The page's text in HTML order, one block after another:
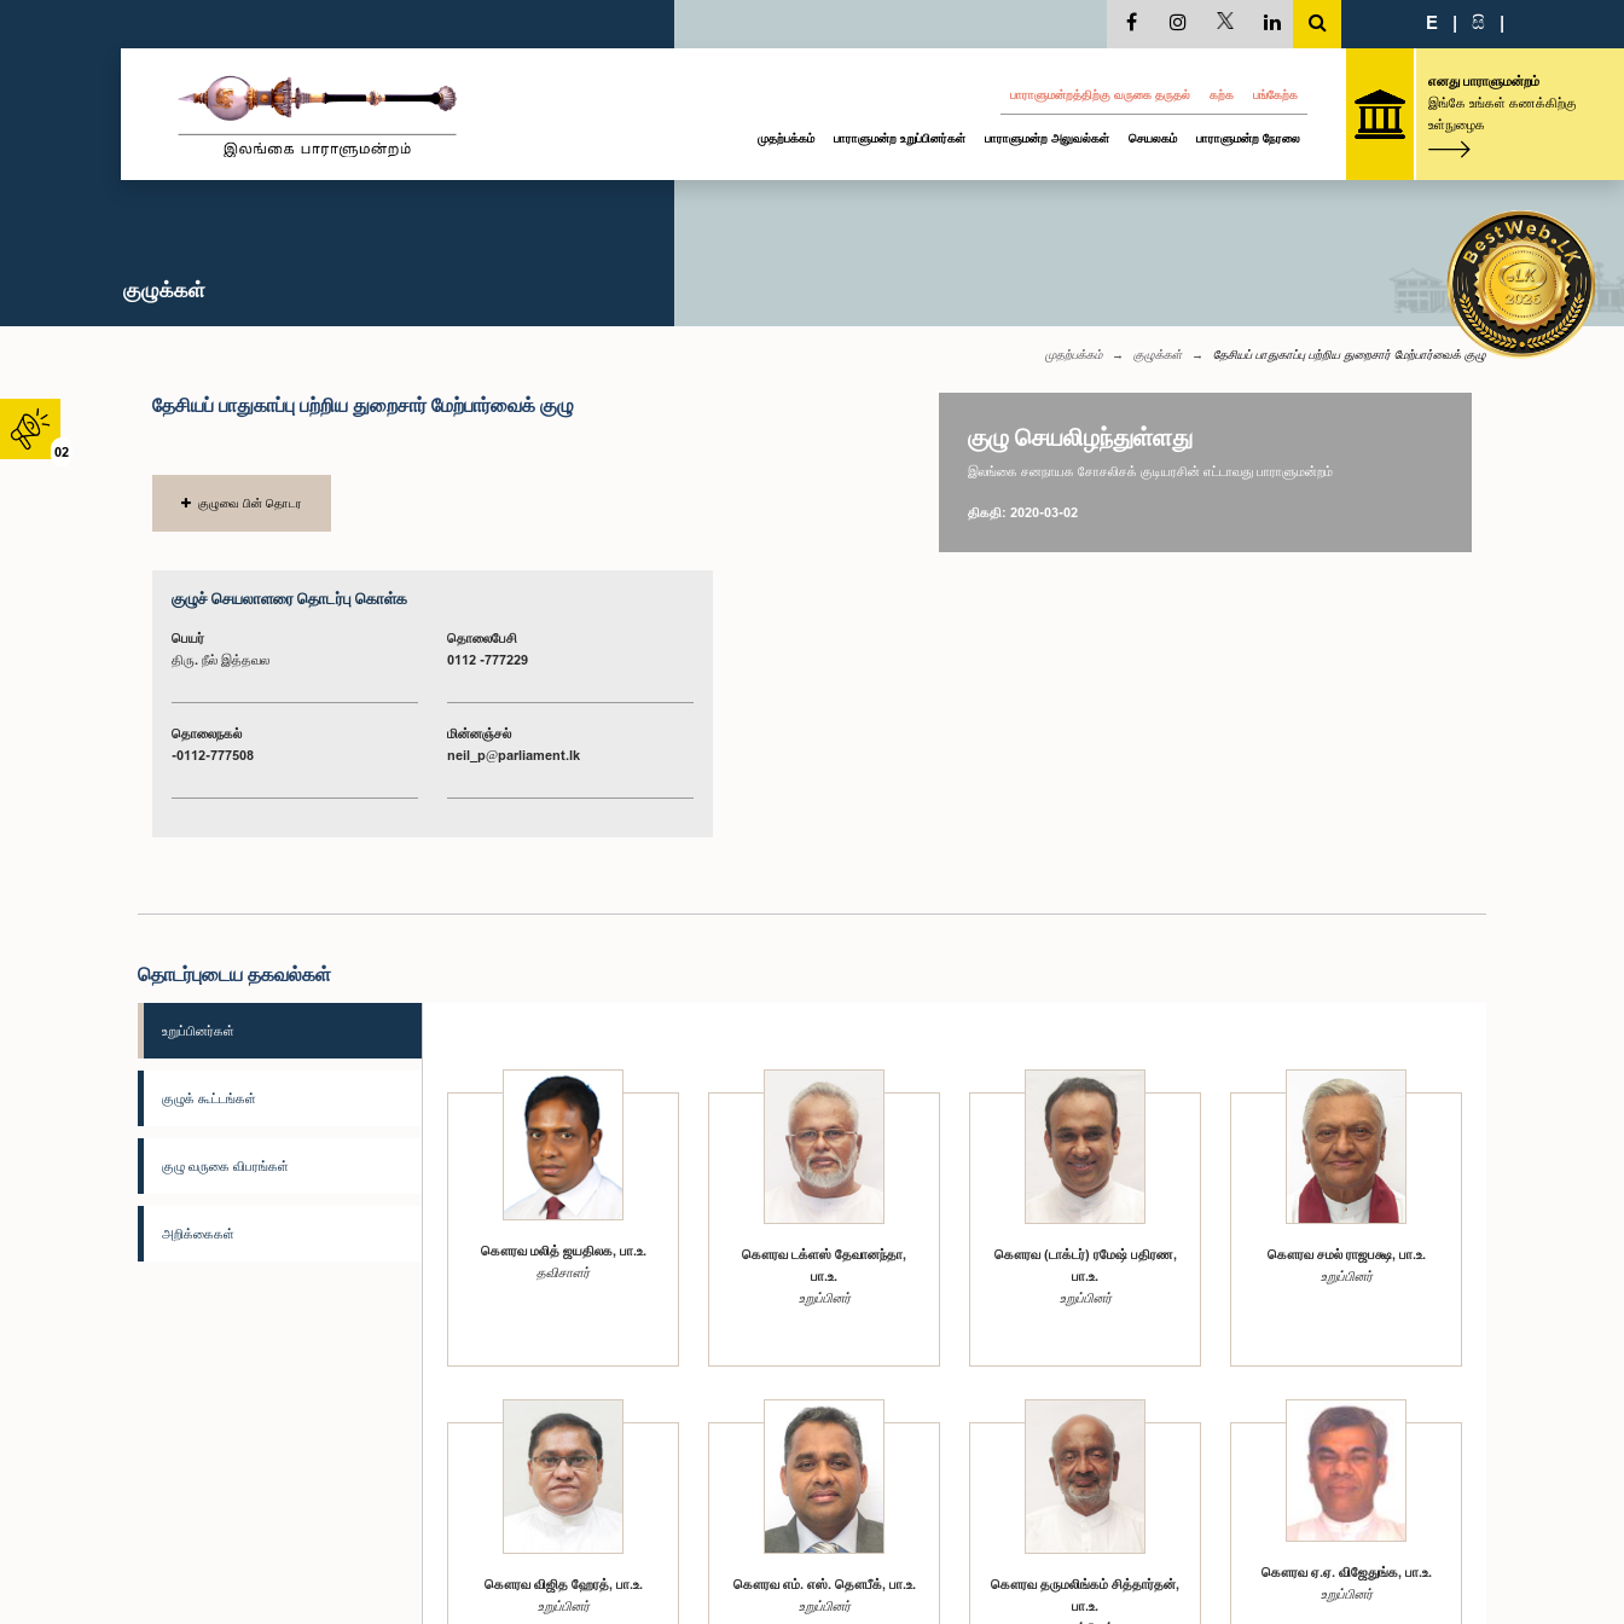
02
E | සි |
பாராளுமன்றத்திற்கு வருகை தருதல் கற்க பங்கேற்க
முதற்பக்கம் பாராளுமன்ற உறுப்பினர்கள் பாராளுமன்ற அலுவல்கள் செயலகம் பாராளுமன்ற நேரலை
எனது பாராளுமன்றம்
இங்கே உங்கள் கணக்கிற்கு
உள்நுழைக
குழுக்கள்
முதற்பக்கம் குழுக்கள் தேசியப் பாதுகாப்பு பற்றிய துறைசார் மேற்பார்வைக் குழு
தேசியப் பாதுகாப்பு பற்றிய துறைசார் மேற்பார்வைக் குழு
குழுவை பின் தொடர
குழுச் செயலாளரை தொடர்பு கொள்க
பெயர்
திரு. நீல் இத்தவல
தொலைபேசி
0112 -777229
தொலைநகல்
-0112-777508
மின்னஞ்சல்
neil_p@parliament.lk
குழு செயலிழந்துள்ளது
இலங்கை சனநாயக சோசலிசக் குடியரசின் எட்டாவது பாராளுமன்றம்
திகதி: 2020-03-02
தொடர்புடைய தகவல்கள்
உறுப்பினர்கள்
குழுக் கூட்டங்கள்
குழு வருகை விபரங்கள்
அறிக்கைகள்
கௌரவ மலித் ஜயதிலக, பா.உ.
தவிசாளர்
கௌரவ டக்ளஸ் தேவானந்தா,
பா.உ.
உறுப்பினர்
கௌரவ (டாக்டர்) ரமேஷ் பதிரண,
பா.உ.
உறுப்பினர்
கௌரவ சமல் ராஜபக்ஷ, பா.உ.
உறுப்பினர்
கௌரவ விஜித ஹேரத், பா.உ.
உறுப்பினர்
கௌரவ எம். எஸ். தௌபீக், பா.உ.
உறுப்பினர்
கௌரவ தருமலிங்கம் சித்தார்தன்,
பா.உ.
கௌரவ ஏ.ஏ. விஜேதுங்க, பா.உ.
உறுப்பினர்